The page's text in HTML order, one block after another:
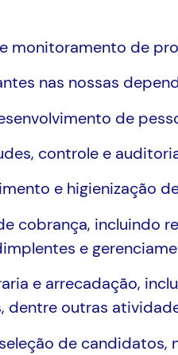
monitoramento de
nas nossas
de
controle e
e higienização
cobrança, incluindo
e
e arrecadação,
dentre outras
de